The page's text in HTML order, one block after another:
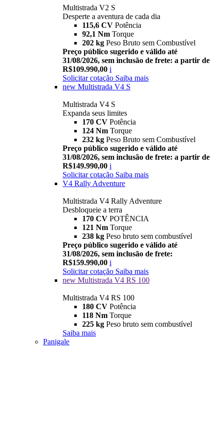
Multistrada V2 S
Desperte a aventura de cada dia
115,6 CV Potência
92,1 Nm Torque
202 kg Peso Bruto sem Combustível
Preço público sugerido e válido até
31/08/2026, sem inclusão de frete: a partir de
R$109.990,00 i
Solicitar cotação Saiba mais
new Multistrada V4 S
Multistrada V4 S
Expanda seus limites
170 CV Potência
124 Nm Torque
232 kg Peso Bruto sem Combustível
Preço público sugerido e válido até
31/08/2026, sem inclusão de frete: a partir de
R$149.990,00 i
Solicitar cotação Saiba mais
V4 Rally Adventure
Multistrada V4 Rally Adventure
Desbloqueie a terra
170 CV POTÊNCIA
121 Nm Torque
238 kg Peso bruto sem combustível
Preço público sugerido e válido até
31/08/2026, sem inclusão de frete:
R$159.990,00 i
Solicitar cotação Saiba mais
new Multistrada V4 RS 100
Multistrada V4 RS 100
180 CV Potência
118 Nm Torque
225 kg Peso bruto sem combustível
Saiba mais
Panigale